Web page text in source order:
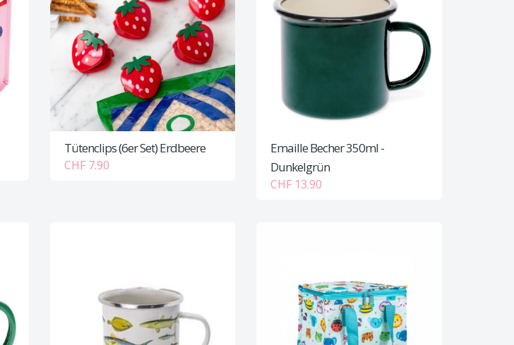
Tütenclips (6er Set) Erdbeere
CHF 7.90
Emaille Becher 350ml -
Dunkelgrün
CHF 13.90